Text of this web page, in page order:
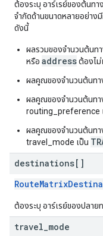
ต้องระบุ อาร์เรย์ของต้นท
จำกัดด้านขนาดหลายอย่าง
ดังนี้
ผลรวมของจำนวนต้นท
หรือ addressต้องไม่
ผลคูณของจำนวนต้นทา
ผลคูณของจำนวนต้นทา
routing_preference
ผลคูณของจำนวนต้นทา
travel_mode เป็น
destinations[]
ต้องระบุ อาร์เรย์ของปลา
travel mode